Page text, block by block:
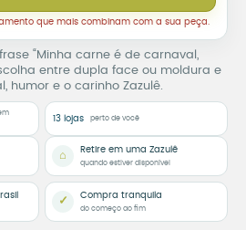
“Minha carne é de carnaval,
entre dupla face ou moldura e
humor e o carinho Zazulê.
que mais combinam com a sua peça.
13 lojas perto de você
⌂ Retire em uma Zazulê
quando estiver disponível
✓ Compra tranquila
do começo ao fim